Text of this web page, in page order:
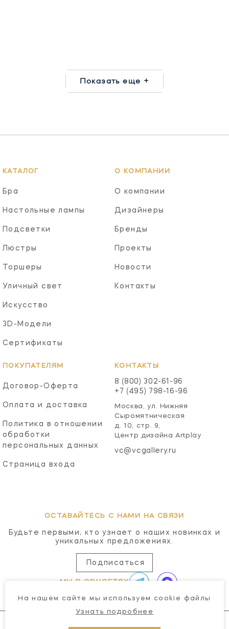
Показать еще +
КАТАЛОГ
Бра
Настольные лампы
Подсветки
Люстры
Торшеры
Уличный свет
Искусство
3D-Модели
Сертификаты
О КОМПАНИИ
О компании
Дизайнеры
Бренды
Проекты
Новости
Контакты
ПОКУПАТЕЛЯМ
Договор-Оферта
Оплата и доставка
Политика в отношении
обработки
персональных данных
Страница входа
КОНТАКТЫ
8 (800) 302-61-96
+7 (495) 798-16-96
Москва, ул. Нижняя
Сыромятническая
д. 10, стр. 9,
Центр дизайна Artplay
vc@vcgallery.ru
ОСТАВАЙТЕСЬ С НАМИ НА СВЯЗИ
Будьте первыми, кто узнает о наших новинках и
уникальных предложениях.
Подписаться
МЫ В СОЦСЕТЯХ
На нашем сайте мы используем cookie файлы
Узнать подробнее